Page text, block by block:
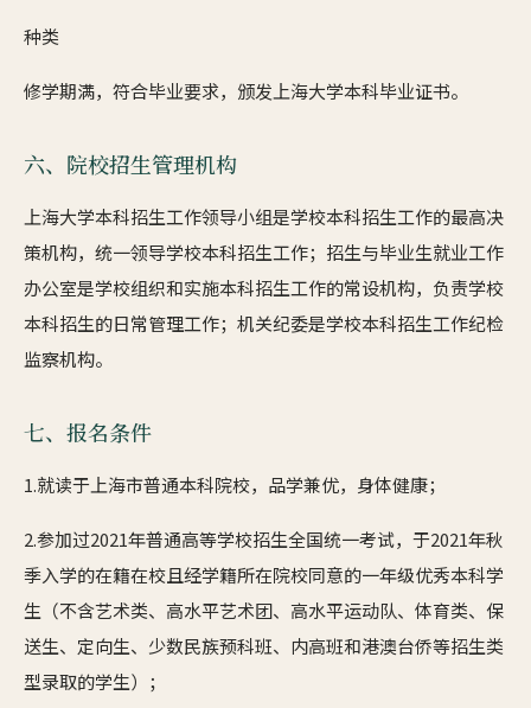
种类
修学期满，符合毕业要求，颁发上海大学本科毕业证书。
六、院校招生管理机构
上海大学本科招生工作领导小组是学校本科招生工作的最高决
策机构，统一领导学校本科招生工作；招生与毕业生就业工作
办公室是学校组织和实施本科招生工作的常设机构，负责学校
本科招生的日常管理工作；机关纪委是学校本科招生工作纪检
监察机构。
七、报名条件
1.就读于上海市普通本科院校，品学兼优，身体健康；
2.参加过2021年普通高等学校招生全国统一考试，于2021年秋
季入学的在籍在校且经学籍所在院校同意的一年级优秀本科学
生（不含艺术类、高水平艺术团、高水平运动队、体育类、保
送生、定向生、少数民族预科班、内高班和港澳台侨等招生类
型录取的学生）；